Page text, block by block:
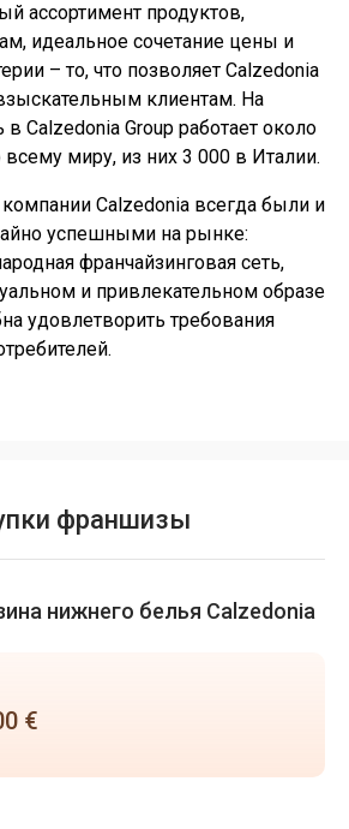
ассортимент продуктов,
идеальное сочетание цены и
– то, что позволяет Calzedonia
клиентам. На
Calzedonia Group работает около
миру, из них 3 000 в Италии.
Calzedonia всегда были и
успешными на рынке:
франчайзинговая сеть,
и привлекательном образе
удовлетворить требования
франшизы
нижнего белья Calzedonia
€